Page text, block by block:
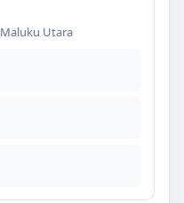
Maluku Utara